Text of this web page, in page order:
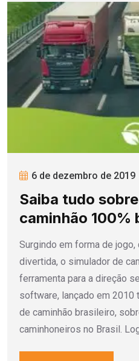
6 de dezembro de 2019
Saiba tudo
caminhão 100%
Surgindo em forma de
divertida, o simulador de
ferramenta para a direção
software, lançado em 2010
de caminhão brasileiro,
caminhoneiros no Brasil.